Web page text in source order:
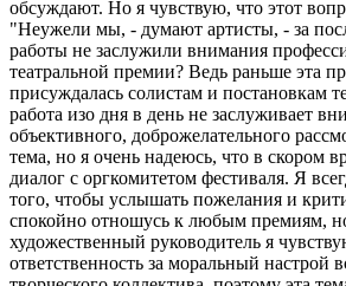
обсуждают. Но я чувствую, что этот
"Неужели мы, - думают артисты, - за
работы не заслужили внимания
театральной премии? Ведь раньше эта
присуждалась солистам и постановкам
работа изо дня в день не заслуживает
объективного, доброжелательного
тема, но я очень надеюсь, что в скором
диалог с оргкомитетом фестиваля. Я
того, чтобы услышать пожелания и
спокойно отношусь к любым премиям,
художественный руководитель я
ответственность за моральный настрой